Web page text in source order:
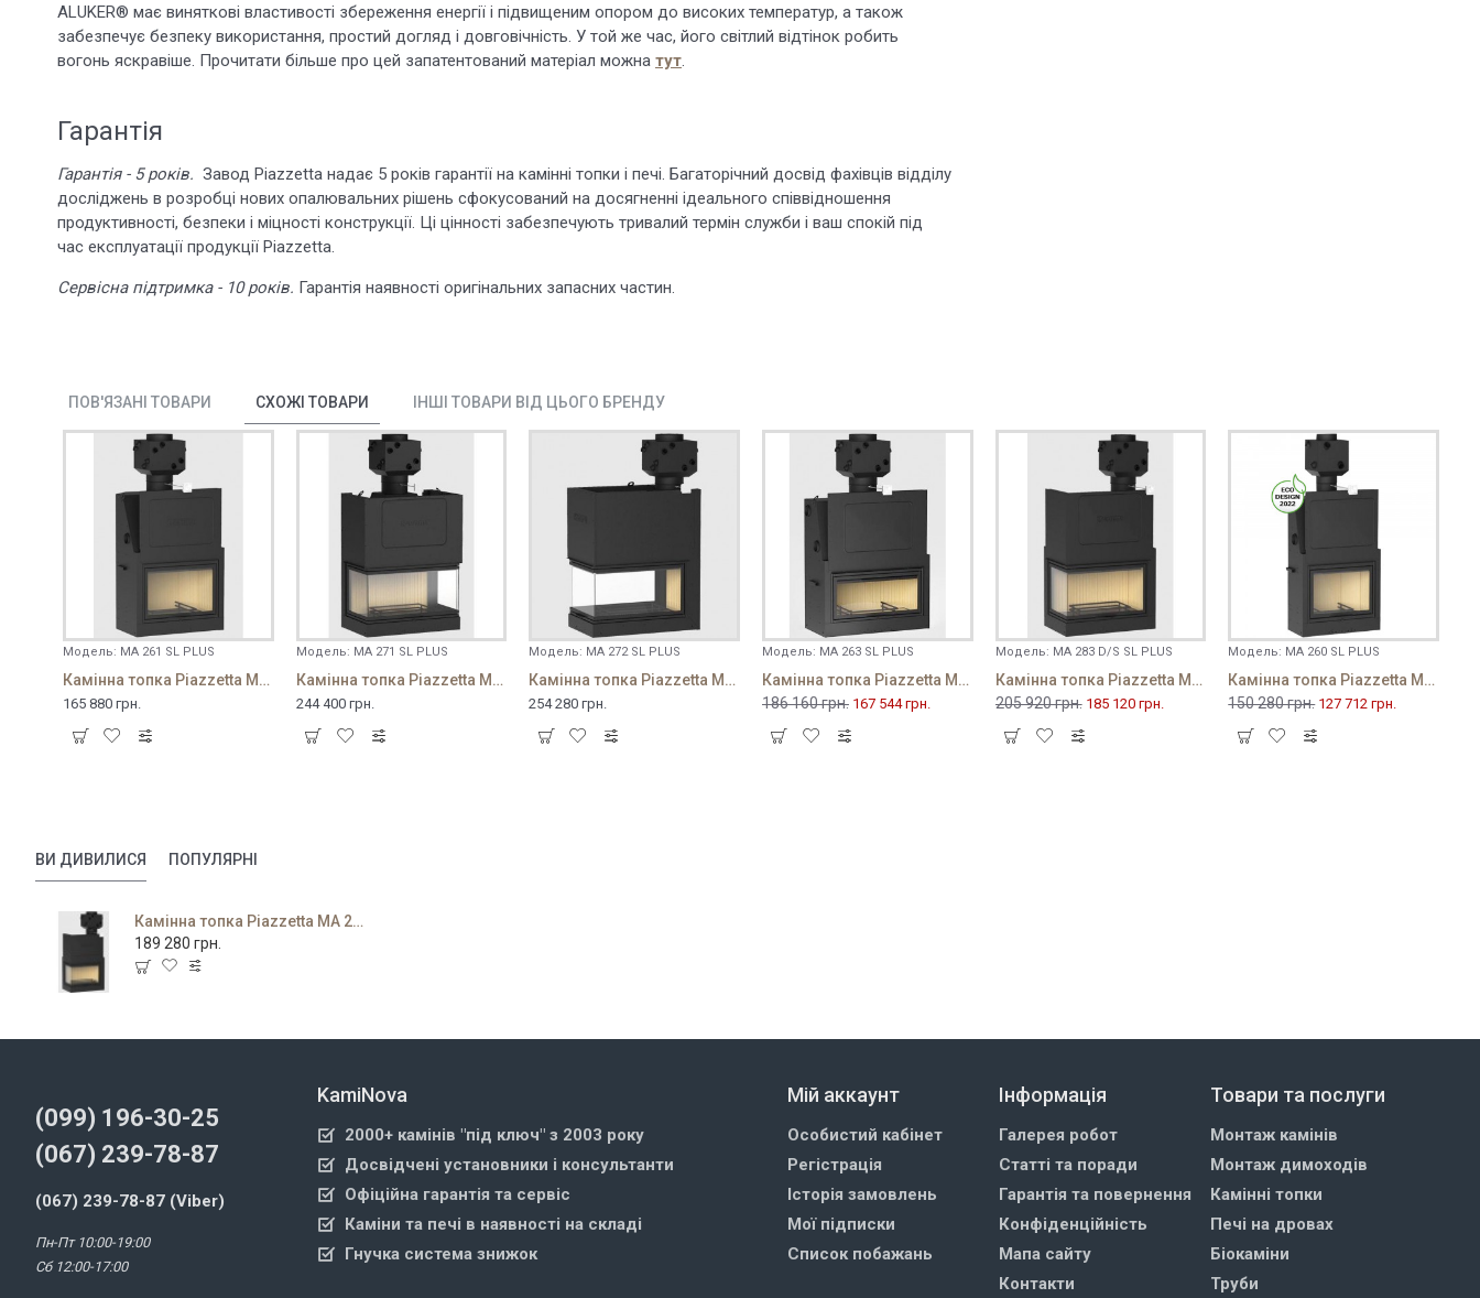
ALUKER® має виняткові властивості збереження енергії і підвищеним опором до високих температур, а також
забезпечує безпеку використання, простий догляд і довговічність. У той же час, його світлий відтінок робить
вогонь яскравіше. Прочитати більше про цей запатентований матеріал можна тут.
Гарантія
Гарантія - 5 років. Завод Piazzetta надає 5 років гарантії на камінні топки і печі. Багаторічний досвід фахівців відділу
досліджень в розробці нових опалювальних рішень сфокусований на досягненні ідеального співвідношення
продуктивності, безпеки і міцності конструкції. Ці цінності забезпечують тривалий термін служби і ваш спокій під
час експлуатації продукції Piazzetta.
Сервісна підтримка - 10 років. Гарантія наявності оригінальних запасних частин.
ПОВ'ЯЗАНІ ТОВАРИ СХОЖІ ТОВАРИ ІНШІ ТОВАРИ ВІД ЦЬОГО БРЕНДУ
Модель: MA 261 SL PLUS
Камінна топка Piazzetta MA 261 SL PLUS
165 880 грн.
Модель: MA 271 SL PLUS
Камінна топка Piazzetta MA 271 SL PLUS
244 400 грн.
Модель: MA 272 SL PLUS
Камінна топка Piazzetta MA 272 SL PLUS
254 280 грн.
Модель: MA 263 SL PLUS
Камінна топка Piazzetta MA 263 SL PLUS
186 160 грн. 167 544 грн.
Модель: MA 283 D/S SL PLUS
Камінна топка Piazzetta MA 283 D/S SL PLUS
205 920 грн. 185 120 грн.
Модель: MA 260 SL PLUS
Камінна топка Piazzetta MA 260 SL PLUS
150 280 грн. 127 712 грн.
ВИ ДИВИЛИСЯ ПОПУЛЯРНІ
Камінна топка Piazzetta MA 285 D/S SL PLUS
189 280 грн.
(099) 196-30-25
(067) 239-78-87
(067) 239-78-87 (Viber)
Пн-Пт 10:00-19:00
Сб 12:00-17:00
KamiNova
2000+ камінів "під ключ" з 2003 року
Досвідчені установники і консультанти
Офіційна гарантія та сервіс
Каміни та печі в наявності на складі
Гнучка система знижок
Мій аккаунт
Особистий кабінет
Регістрація
Історія замовлень
Мої підписки
Список побажань
Інформація
Галерея робот
Статті та поради
Гарантія та повернення
Конфіденційність
Мапа сайту
Контакти
Товари та послуги
Монтаж камінів
Монтаж димоходів
Камінні топки
Печі на дровах
Біокаміни
Труби